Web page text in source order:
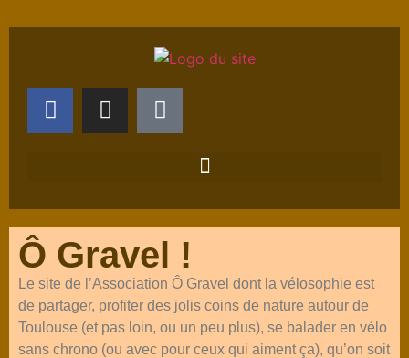
Ô Gravel !
Le site de l’Association Ô Gravel dont la vélosophie est
de partager, profiter des jolis coins de nature autour de
Toulouse (et pas loin, ou un peu plus), se balader en vélo
sans chrono (ou avec pour ceux qui aiment ça), qu’on soit